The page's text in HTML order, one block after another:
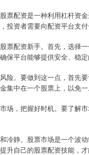
票配资是一种利用杠杆资
投资者需要向配资平台支
票配资新手。首先，选择
保平台能够提供安全、稳定
险。要做到这一点，首先
集中在一个股票上，以免一
场，把握好时机。要了解
冷静。股票市场是一个波
升自己的股票配资技能，才